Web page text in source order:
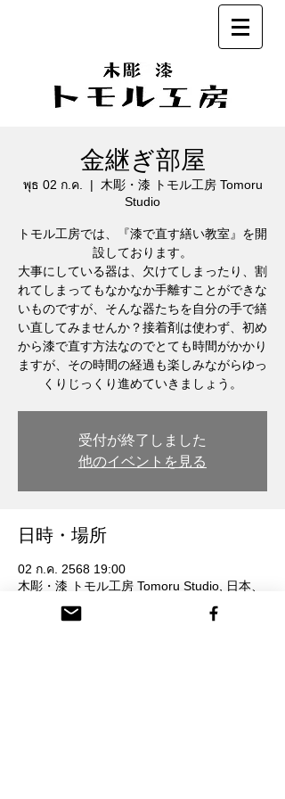
金継ぎ部屋
พุธ 02 ก.ค.
  |
木彫・漆 トモル工房 Tomoru
Studio
トモル工房では、『漆で直す繕い教室』を開
設しております。
大事にしている器は、欠けてしまったり、割
れてしまってもなかなか手離すことができな
いものですが、そんな器たちを自分の手で繕
い直してみませんか？接着剤は使わず、初め
から漆で直す方法なのでとても時間がかかり
ますが、その時間の経過も楽しみながらゆっ
くりじっくり進めていきましょう。
受付が終了しました
他のイベントを見る
日時・場所
02 ก.ค. 2568 19:00
木彫・漆 トモル工房 Tomoru Studio, 日本、
〒932-0217 富山県南砺市本町３丁目 26番